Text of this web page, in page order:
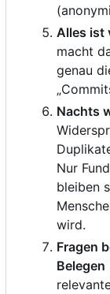
Alles ist
macht
genau
Nachts
Nur
bleiben
wird.
Fragen
Belegen